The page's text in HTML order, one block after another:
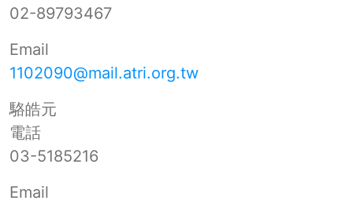
02-89793467
Email
1102090@mail.atri.org.tw
駱皓元
電話
03-5185216
Email